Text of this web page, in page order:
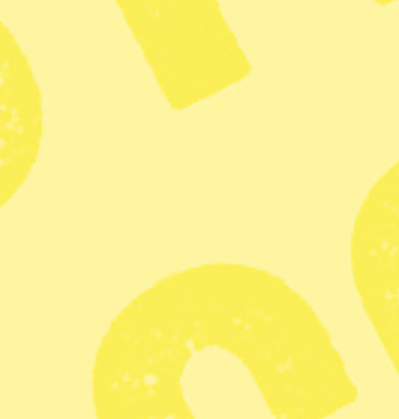
Partiet Nyans invalda i två kommuner